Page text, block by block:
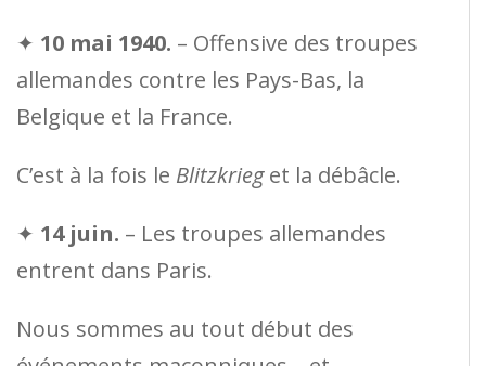
✦ 10 mai 1940. – Offensive des troupes
allemandes contre les Pays-Bas, la
Belgique et la France.
C’est à la fois le Blitzkrieget la débâcle.
✦ 14 juin. – Les troupes allemandes
entrent dans Paris.
Nous sommes au tout début des